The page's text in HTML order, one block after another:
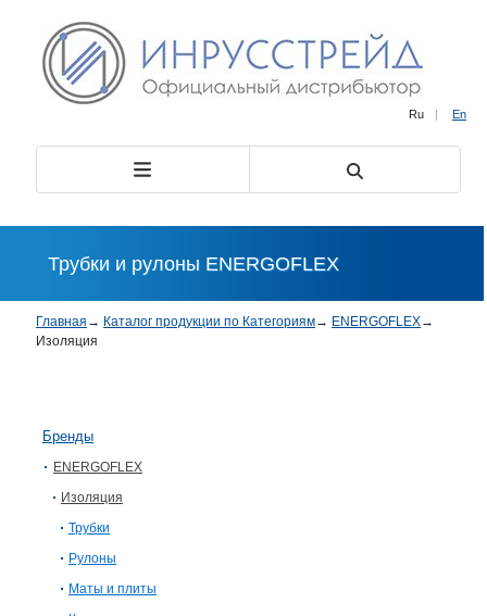
Ru | En
Трубки и рулоны ENERGOFLEX
Главная → Каталог продукции по Категориям→ ENERGOFLEX→
Изоляция
Бренды
ENERGOFLEX
Изоляция
Трубки
Рулоны
Маты и плиты